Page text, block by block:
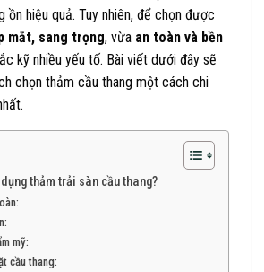
hiệu quả. Tuy nhiên, để chọn được
mắt, sang trọng, vừa an toàn và bền
kỹ nhiều yếu tố. Bài viết dưới đây sẽ
chọn thảm cầu thang một cách chi
thảm trải sàn cầu thang?
mỹ:
cầu thang: